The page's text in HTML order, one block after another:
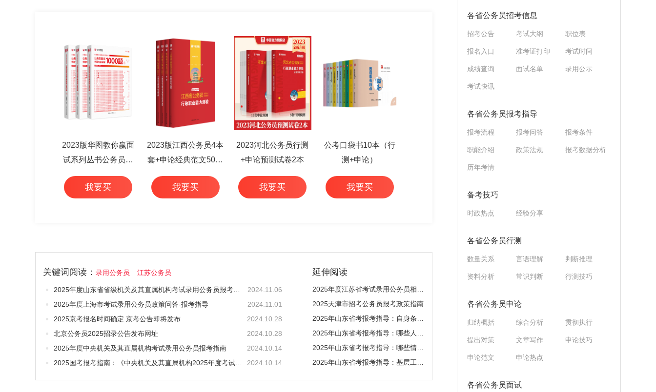
2023版华图教你赢面
试系列丛书公务员面
试华图专家详解1000
题（3本套）
我要买
2023版江西公务员4本
套+申论经典范文50篇
+行测高频考点 6本
我要买
2023河北公务员行测
+申论预测试卷2本
我要买
公考口袋书10本（行
测+申论）
我要买
关键词阅读： 录用公务员 江苏公务员
2024.11.06
2025年度上海市考试录用公务员政策问答-报考指导
2024.11.01
2025京考报名时间确定 京考公告即将发布
2024.10.28
北京公务员2025招录公告发布网址
2024.10.28
2025年度中央机关及其直属机构考试录用公务员报考指南
2024.10.14
2024.10.14
延伸阅读
2025天津市招考公务员报考政策指南
各省公务员招考信息
招考公告 考试大纲 职位表
报名入口 准考证打印 考试时间
成绩查询 面试名单 录用公示
考试快讯
各省公务员报考指导
报考流程 报考问答 报考条件
职能介绍 政策法规 报考数据分析
历年考情
备考技巧
时政热点 经验分享
各省公务员行测
数量关系 言语理解 判断推理
资料分析 常识判断 行测技巧
各省公务员申论
归纳概括 综合分析 贯彻执行
提出对策 文章写作 申论技巧
申论范文 申论热点
各省公务员面试